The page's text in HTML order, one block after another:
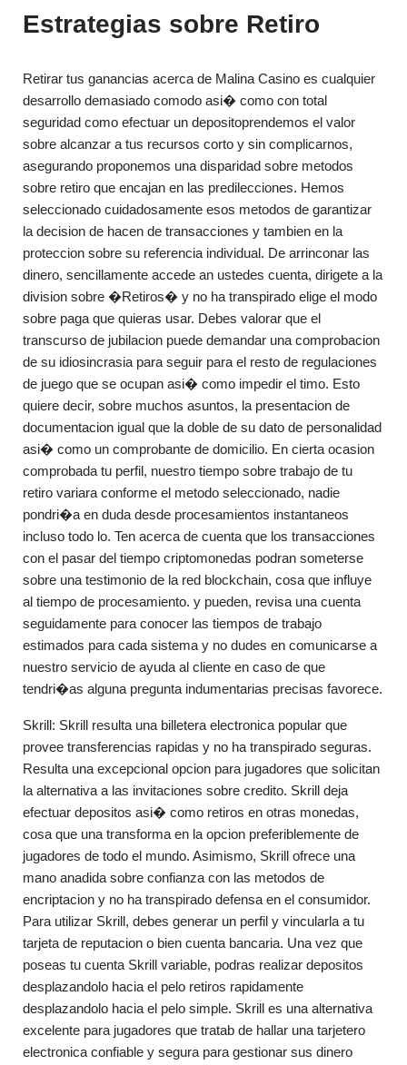
Estrategias sobre Retiro
Retirar tus ganancias acerca de Malina Casino es cualquier
desarrollo demasiado comodo asi� como con total
seguridad como efectuar un depositoprendemos el valor
sobre alcanzar a tus recursos corto y sin complicarnos,
asegurando proponemos una disparidad sobre metodos
sobre retiro que encajan en las predilecciones. Hemos
seleccionado cuidadosamente esos metodos de garantizar
la decision de hacen de transacciones y tambien en la
proteccion sobre su referencia individual. De arrinconar las
dinero, sencillamente accede an ustedes cuenta, dirigete a la
division sobre �Retiros� y no ha transpirado elige el modo
sobre paga que quieras usar. Debes valorar que el
transcurso de jubilacion puede demandar una comprobacion
de su idiosincrasia para seguir para el resto de regulaciones
de juego que se ocupan asi� como impedir el timo. Esto
quiere decir, sobre muchos asuntos, la presentacion de
documentacion igual que la doble de su dato de personalidad
asi� como un comprobante de domicilio. En cierta ocasion
comprobada tu perfil, nuestro tiempo sobre trabajo de tu
retiro variara conforme el metodo seleccionado, nadie
pondri�a en duda desde procesamientos instantaneos
incluso todo lo. Ten acerca de cuenta que los transacciones
con el pasar del tiempo criptomonedas podran someterse
sobre una testimonio de la red blockchain, cosa que influye
al tiempo de procesamiento. y pueden, revisa una cuenta
seguidamente para conocer las tiempos de trabajo
estimados para cada sistema y no dudes en comunicarse a
nuestro servicio de ayuda al cliente en caso de que
tendri�as alguna pregunta indumentarias precisas favorece.
Skrill: Skrill resulta una billetera electronica popular que
provee transferencias rapidas y no ha transpirado seguras.
Resulta una excepcional opcion para jugadores que solicitan
la alternativa a las invitaciones sobre credito. Skrill deja
efectuar depositos asi� como retiros en otras monedas,
cosa que una transforma en la opcion preferiblemente de
jugadores de todo el mundo. Asimismo, Skrill ofrece una
mano anadida sobre confianza con las metodos de
encriptacion y no ha transpirado defensa en el consumidor.
Para utilizar Skrill, debes generar un perfil y vincularla a tu
tarjeta de reputacion o bien cuenta bancaria. Una vez que
poseas tu cuenta Skrill variable, podras realizar depositos
desplazandolo hacia el pelo retiros rapidamente
desplazandolo hacia el pelo simple. Skrill es una alternativa
excelente para jugadores que tratab de hallar una tarjetero
electronica confiable y segura para gestionar sus dinero